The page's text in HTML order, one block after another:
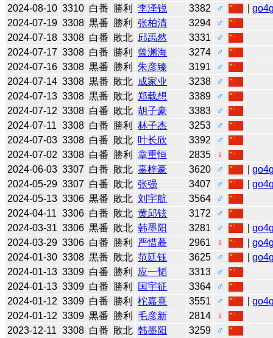
2024-08-10 3310 白番 勝利 李泽锐 3382 ♂ |
2024-07-19 3308 黒番 勝利 张柏清 3294
♂
2024-07-18 3308 白番 敗北 邱禹然 3331
♂
2024-07-17 3308 白番 勝利 曾渊海 3274
♂
2024-07-16 3308 黒番 勝利 朱彦臻 3191
♂
2024-07-14 3308 黒番 敗北 成家业 3238
♂
2024-07-13 3308 黒番 敗北 郑载想 3389
♂
2024-07-12 3308 白番 敗北 胡子豪 3383
♂
2024-07-11 3308 白番 勝利 林子杰 3253
♂
2024-07-03 3308 白番 敗北 叶长欣 3392
♂
2024-07-02 3308 白番 勝利 章重恒 2835
♀
2024-06-03 3307 白番 敗北 辜梓豪 3620 ♂ |
2024-05-29 3307 白番 敗北 张强 3407 ♂ |
2024-05-13 3306 黒番 敗北 刘宇航 3564
♂
2024-04-11 3306 白番 敗北 黄邱铉 3172
♂
2024-03-31 3306 黒番 敗北 韩墨阳 3281 ♂ |
2024-03-29 3306 白番 勝利 严惜蓦 2961 ♀ |
2024-01-30 3308 黒番 敗北 范廷钰 3625 ♂ |
2024-01-13 3309 白番 勝利 应一韬 3313
♂
2024-01-13 3309 白番 勝利 国宇征 3364
♂
2024-01-12 3309 白番 勝利 柁嘉熹 3551 ♂ |
2024-01-12 3309 黒番 勝利 毛彦新 2814
♀
2023-12-11 3308 白番 敗北 韩墨阳 3259
♂